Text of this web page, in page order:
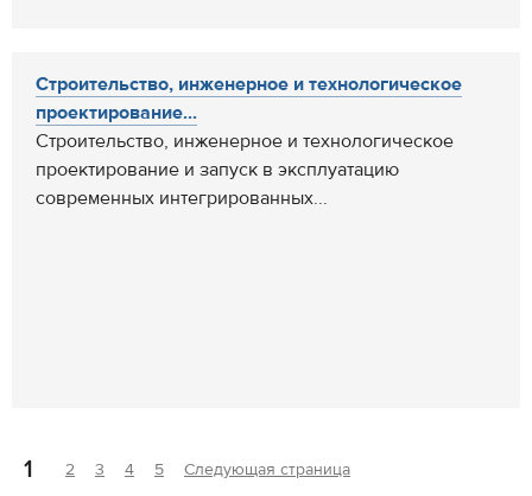
Cтроительство, инженерное и технологическое
проектирование...
Cтроительство, инженерное и технологическое
проектирование и запуск в эксплуатацию
современных интегрированных...
1 2 3 4 5 Следующая страница